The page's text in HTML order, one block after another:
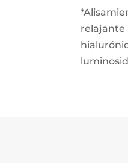
relajante